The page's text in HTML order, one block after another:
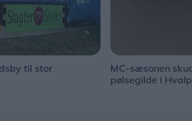
til stor
MC-sæsonen
pølsegilde i